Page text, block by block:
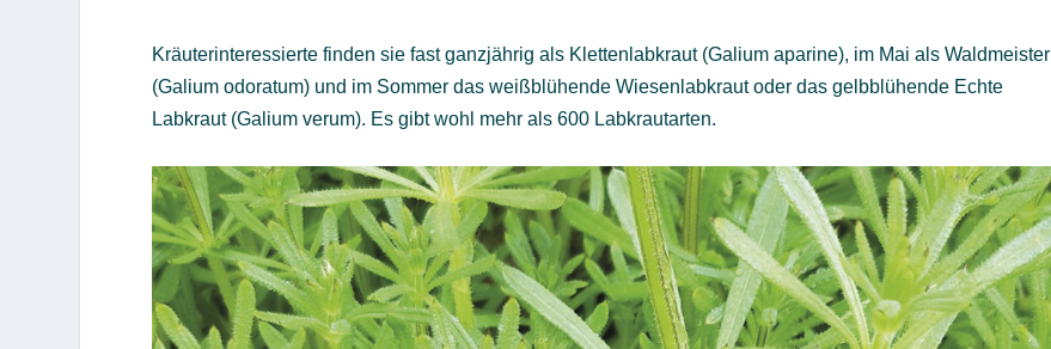
Kräuterinteressierte finden sie fast ganzjährig als Klettenlabkraut (Galium aparine), im Mai als Waldmeister
(Galium odoratum) und im Sommer das weißblühende Wiesenlabkraut oder das gelbblühende Echte
Labkraut (Galium verum). Es gibt wohl mehr als 600 Labkrautarten.